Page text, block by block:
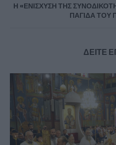
Η «ΕΝΙΣΧΥΣΗ ΤΗΣ
ΠΑΓΙΔΑ ΤΟΥ
ΔΕΙΤΕ